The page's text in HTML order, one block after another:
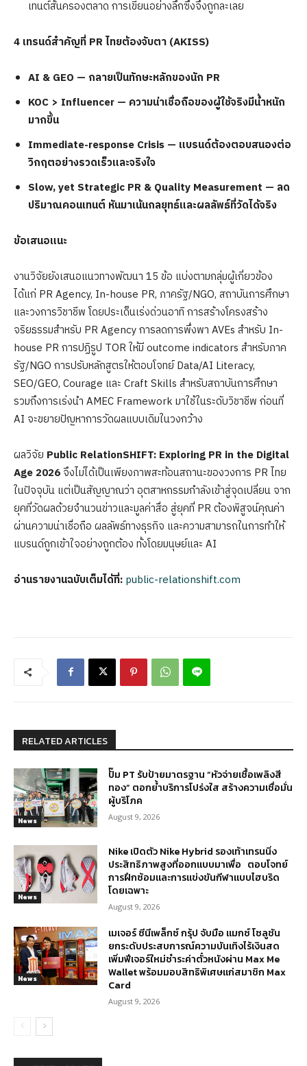
เทนต์สั้นครองตลาด การเขียนอย่างลึกซึ้งจึงถูกละเลย
4 เทรนด์สำคัญที่ PR ไทยต้องจับตา (AKISS)
AI & GEO — กลายเป็นทักษะหลักของนัก PR
KOC > Influencer — ความน่าเชื่อถือของผู้ใช้จริงมีน้ำหนัก
มากขึ้น
Immediate-response Crisis — แบรนด์ต้องตอบสนองต่อ
วิกฤตอย่างรวดเร็วและจริงใจ
Slow, yet Strategic PR & Quality Measurement — ลด
ปริมาณคอนเทนต์ หันมาเน้นกลยุทธ์และผลลัพธ์ที่วัดได้จริง
ข้อเสนอแนะ
งานวิจัยยังเสนอแนวทางพัฒนา 15 ข้อ แบ่งตามกลุ่มผู้เกี่ยวข้อง
ได้แก่ PR Agency, In-house PR, ภาครัฐ/NGO, สถาบันการศึกษา
และวงการวิชาชีพ โดยประเด็นเร่งด่วนอาทิ การสร้างโครงสร้าง
จริยธรรมสำหรับ PR Agency การลดการพึ่งพา AVEs สำหรับ In-
house PR การปฏิรูป TOR ให้มี outcome indicators สำหรับภาค
รัฐ/NGO การปรับหลักสูตรให้ตอบโจทย์ Data/AI Literacy,
SEO/GEO, Courage และ Craft Skills สำหรับสถาบันการศึกษา
รวมถึงการเร่งนำ AMEC Framework มาใช้ในระดับวิชาชีพ ก่อนที่
AI จะขยายปัญหาการวัดผลแบบเดิมในวงกว้าง
ผลวิจัย Public RelationSHIFT: Exploring PR in the Digital
Age 2026จึงไม่ได้เป็นเพียงภาพสะท้อนสถานะของวงการ PR ไทย
ในปัจจุบัน แต่เป็นสัญญาณว่า อุตสาหกรรมกำลังเข้าสู่จุดเปลี่ยน จาก
ยุคที่วัดผลด้วยจำนวนข่าวและมูลค่าสื่อ สู่ยุคที่ PR ต้องพิสูจน์คุณค่า
ผ่านความน่าเชื่อถือ ผลลัพธ์ทางธุรกิจ และความสามารถในการทำให้
แบรนด์ถูกเข้าใจอย่างถูกต้อง ทั้งโดยมนุษย์และ AI
อ่านรายงานฉบับเต็มได้ที่: public-relationshift.com
RELATED ARTICLES
News
ปั๊ม PT รับป้ายมาตรฐาน “หัวจ่ายเชื้อเพลิงสี
ทอง” ตอกย้ำบริการโปร่งใส สร้างความเชื่อมั่น
ผู้บริโภค
August 9, 2026
News
Nike เปิดตัว Nike Hybrid รองเท้าเทรนนิ่ง
ประสิทธิภาพสูงที่ออกแบบมาเพื่อ ตอบโจทย์
การฝึกซ้อมและการแข่งขันกีฬาแบบไฮบริด
โดยเฉพาะ
August 9, 2026
News
เมเจอร์ ซีนีเพล็กซ์ กรุ้ป จับมือ แมกซ์ โซลูชัน
ยกระดับประสบการณ์ความบันเทิงไร้เงินสด
เพิ่มฟีเจอร์ใหม่ชำระค่าตั๋วหนังผ่าน Max Me
Wallet พร้อมมอบสิทธิพิเศษแก่สมาชิก Max
Card
August 9, 2026